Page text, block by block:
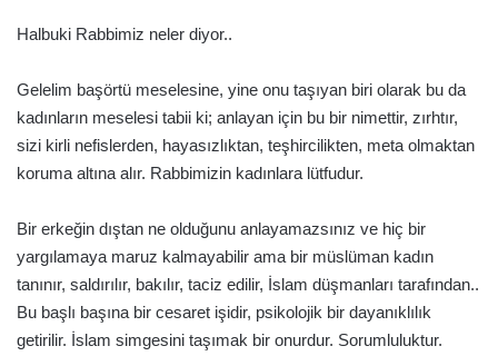
Halbuki Rabbimiz neler diyor..
Gelelim başörtü meselesine, yine onu taşıyan biri olarak bu da
kadınların meselesi tabii ki; anlayan için bu bir nimettir, zırhtır,
sizi kirli nefislerden, hayasızlıktan, teşhircilikten, meta olmaktan
koruma altına alır. Rabbimizin kadınlara lütfudur.
Bir erkeğin dıştan ne olduğunu anlayamazsınız ve hiç bir
yargılamaya maruz kalmayabilir ama bir müslüman kadın
tanınır, saldırılır, bakılır, taciz edilir, İslam düşmanları tarafından..
Bu başlı başına bir cesaret işidir, psikolojik bir dayanıklılık
getirilir. İslam simgesini taşımak bir onurdur. Sorumluluktur.